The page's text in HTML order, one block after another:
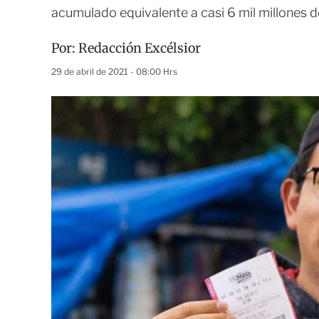
acumulado equivalente a casi 6 mil millones
Por: Redacción Excélsior
29 de abril de 2021 - 08:00 Hrs